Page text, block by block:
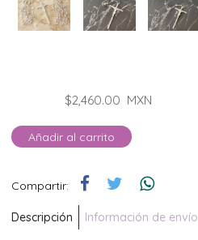
$2,460.00 MXN
Añadir al carrito
Compartir:
Descripción Información de envío